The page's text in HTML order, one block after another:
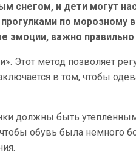
снегом, и дети могут
по морозному
эмоции, важно
Этот метод позволяет
в том, чтобы
должны быть
обувь была немного